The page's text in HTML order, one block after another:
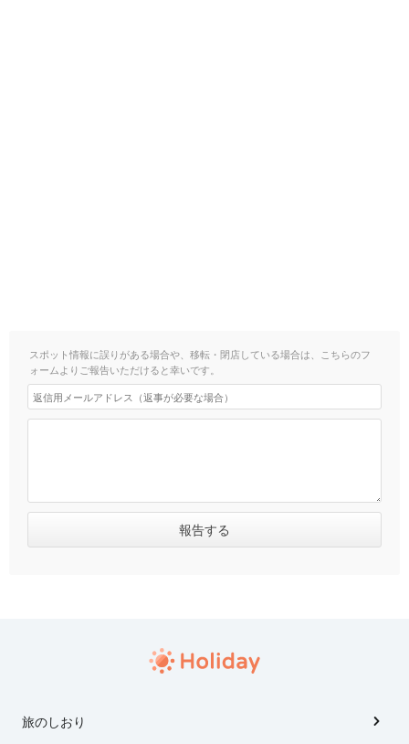
スポット情報に誤りがある場合や、移転・閉店している場合は、こちらのフ
ォームよりご報告いただけると幸いです。
旅のしおり